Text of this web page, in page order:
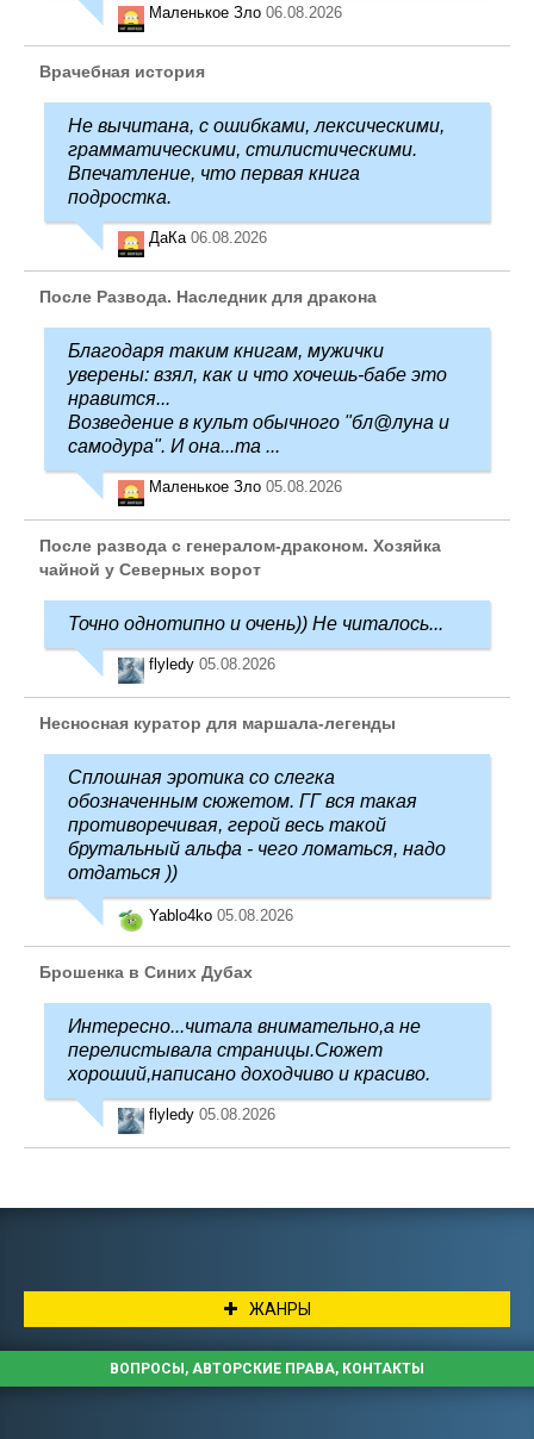
Маленькое Зло 06.08.2026
Врачебная история
Не вычитана, с ошибками, лексическими,
грамматическими, стилистическими.
Впечатление, что первая книга
подростка.
ДаКа 06.08.2026
После Развода. Наследник для дракона
Благодаря таким книгам, мужички
уверены: взял, как и что хочешь-бабе это
нравится...
Возведение в культ обычного "бл@луна и
самодура". И она...та ...
Маленькое Зло 05.08.2026
После развода с генералом-драконом. Хозяйка
чайной у Северных ворот
Точно однотипно и очень)) Не читалось...
flyledy 05.08.2026
Несносная куратор для маршала-легенды
Сплошная эротика со слегка
обозначенным сюжетом. ГГ вся такая
противоречивая, герой весь такой
брутальный альфа - чего ломаться, надо
отдаться ))
Yablo4ko 05.08.2026
Брошенка в Синих Дубах
Интересно...читала внимательно,а не
перелистывала страницы.Сюжет
хороший,написано доходчиво и красиво.
flyledy 05.08.2026
ЖАНРЫ
ВОПРОСЫ, АВТОРСКИЕ ПРАВА, КОНТАКТЫ